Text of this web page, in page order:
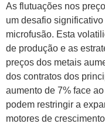
As flutuações nos
um desafio
microfusão. Esta
de produção e as
preços dos metais
dos contratos dos
aumento de 7% face
podem restringir a
motores de